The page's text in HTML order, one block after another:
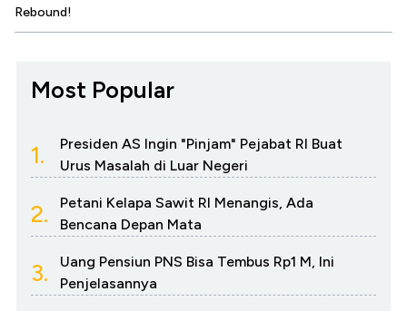
Rebound!
Most Popular
1.
Presiden AS Ingin "Pinjam" Pejabat RI Buat
Urus Masalah di Luar Negeri
2.
Petani Kelapa Sawit RI Menangis, Ada
Bencana Depan Mata
3.
Uang Pensiun PNS Bisa Tembus Rp1 M, Ini
Penjelasannya